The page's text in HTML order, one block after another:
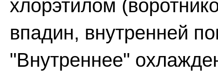
хлорэтилом
впадин, внутренней
"Внутреннее"